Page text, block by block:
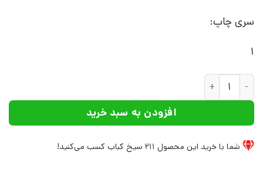
سری چاپ:
1
کتاب چشم عمومی و گوش خصوصی | انتشارات افراز عدد
افزودن به سبد خرید
شما با خرید این محصول 211 سیخ کباب کسب می‌کنید!